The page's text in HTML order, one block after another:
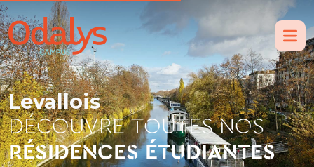
Levallois
DÉCOUVRE TOUTES NOS
RÉSIDENCES ÉTUDIANTES